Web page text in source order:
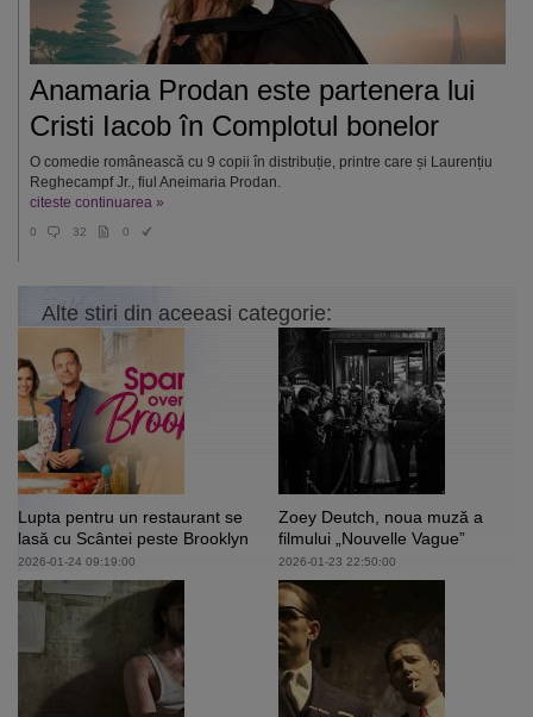
Anamaria Prodan este partenera lui
Cristi Iacob în Complotul bonelor
O comedie românească cu 9 copii în distribuție, printre care și Laurențiu
Reghecampf Jr., fiul Aneimaria Prodan.
citeste continuarea »
0 32 0
Alte stiri din aceeasi categorie:
Lupta pentru un restaurant se
lasă cu Scântei peste Brooklyn
2026-01-24 09:19:00
Zoey Deutch, noua muză a
filmului „Nouvelle Vague”
2026-01-23 22:50:00